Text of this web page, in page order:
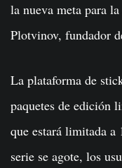
la nueva meta para
Plotvinov, fundador
La plataforma de
paquetes de edición
que estará limitada a
serie se agote, los